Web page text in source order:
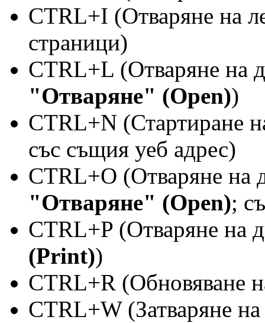
CTRL+I (Отваряне на
страници)
CTRL+L (Отваряне на
"Отваряне" (Open))
CTRL+N (Стартиране
със същия уеб адрес)
CTRL+O (Отваряне на
"Отваряне" (Open);
CTRL+P (Отваряне на
(Print))
CTRL+R (Обновяване
CTRL+W (Затваряне